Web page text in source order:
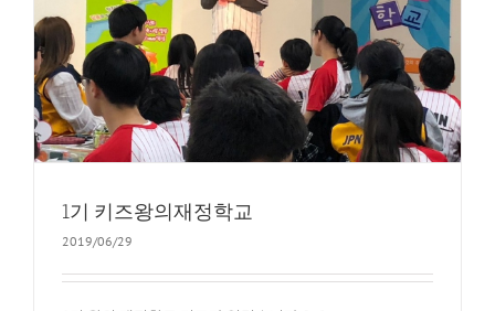
1기 키즈왕의재정학교
2019/06/29